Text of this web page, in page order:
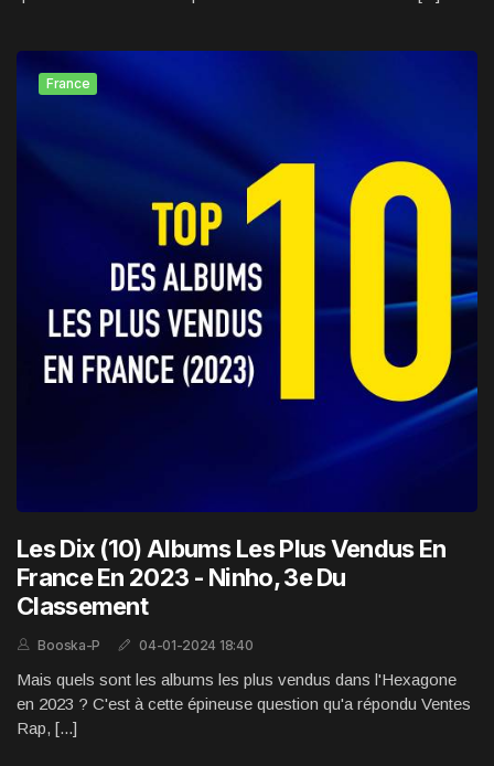
France
Les Dix (10) Albums Les Plus Vendus En
France En 2023 - Ninho, 3e Du
Classement
Booska-P 04-01-2024 18:40
Mais quels sont les albums les plus vendus dans l'Hexagone
en 2023 ? C'est à cette épineuse question qu'a répondu Ventes
Rap, [...]